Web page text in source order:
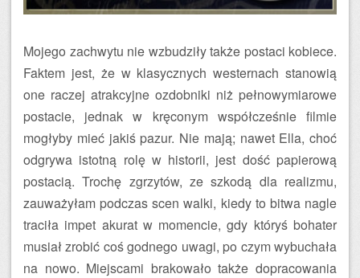
Mojego zachwytu nie wzbudziły także postaci kobiece.
Faktem jest, że w klasycznych westernach stanowią
one raczej atrakcyjne ozdobniki niż pełnowymiarowe
postacie, jednak w kręconym współcześnie filmie
mogłyby mieć jakiś pazur. Nie mają; nawet Ella, choć
odgrywa istotną rolę w historii, jest dość papierową
postacią. Trochę zgrzytów, ze szkodą dla realizmu,
zauważyłam podczas scen walki, kiedy to bitwa nagle
traciła impet akurat w momencie, gdy któryś bohater
musiał zrobić coś godnego uwagi, po czym wybuchała
na nowo. Miejscami brakowało także dopracowania